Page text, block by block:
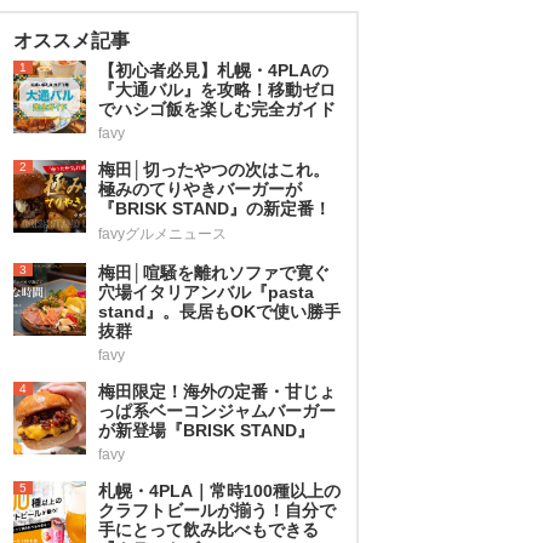
オススメ記事
1
【初心者必見】札幌・4PLAの
『大通バル』を攻略！移動ゼロ
でハシゴ飯を楽しむ完全ガイド
favy
2
梅田│切ったやつの次はこれ。
極みのてりやきバーガーが
『BRISK STAND』の新定番！
favyグルメニュース
3
梅田│喧騒を離れソファで寛ぐ
穴場イタリアンバル『pasta
stand』。長居もOKで使い勝手
抜群
favy
4
梅田限定！海外の定番・甘じょ
っぱ系ベーコンジャムバーガー
が新登場『BRISK STAND』
favy
5
札幌・4PLA｜常時100種以上の
クラフトビールが揃う！自分で
手にとって飲み比べもできる